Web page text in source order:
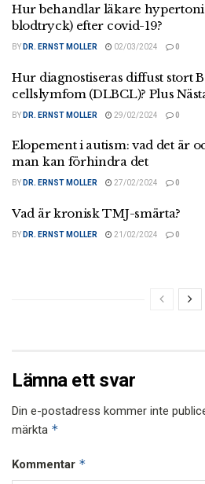
Hur behandlar läkare hypertoni
blodtryck) efter covid-19?
BY DR. ERNST MOLLER 02/03/2024 0
Hur diagnostiseras diffust stort
cellslymfom (DLBCL)? Plus
BY DR. ERNST MOLLER 29/02/2024 0
Elopement i autism: vad det är
man kan förhindra det
BY DR. ERNST MOLLER 27/02/2024 0
Vad är kronisk TMJ-smärta?
BY DR. ERNST MOLLER 21/02/2024 0
Lämna ett svar
Din e-postadress kommer inte
märkta *
Kommentar *